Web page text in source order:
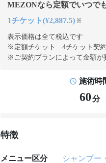
MEZONなら定額でいつで
1チケット(¥2,887.5) ※
表示価格は全て税込です
※定額チケット 4チケット契約
※ご契約プランによって金額が
施術時
60分
特徴
メニュー区分 シャンプー